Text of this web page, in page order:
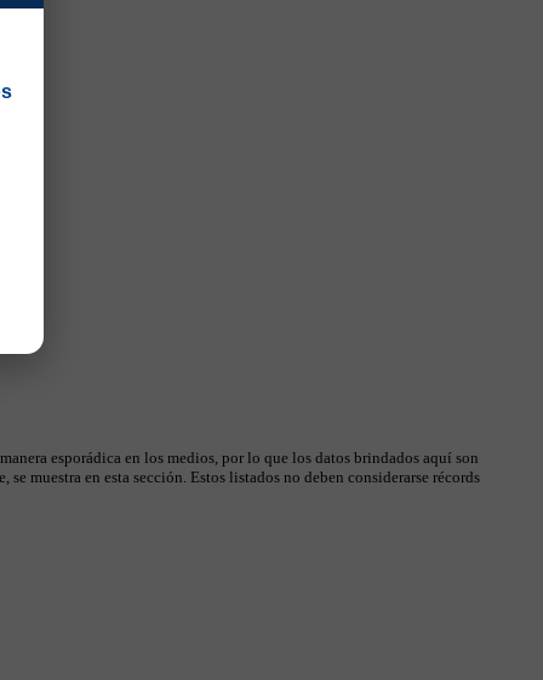
esporádica en los medios, por lo que los datos brindados aquí son
muestra en esta sección. Estos listados no deben considerarse récords